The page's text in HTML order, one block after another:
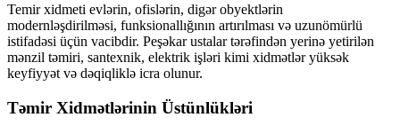
Temir xidmeti evlərin, ofislərin, digər obyektlərin
modernləşdirilməsi, funksionallığının artırılması və uzunömürlü
istifadəsi üçün vacibdir. Peşəkar ustalar tərəfindən yerinə yetirilən
mənzil təmiri, santexnik, elektrik işləri kimi xidmətlər yüksək
keyfiyyət və dəqiqliklə icra olunur.
Təmir Xidmətlərinin Üstünlükləri